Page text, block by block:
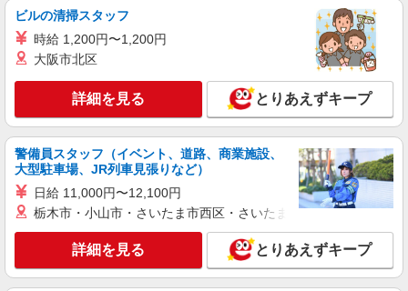
通費全支給（ガソリン代含む）◆
秦野市 【最寄駅：秦野】
詳細を見る
職業紹介
株式会社kotrio /●YK-S-2096743
定員で即終了！時給2400円〜★秦野駅＊高級
老人ホームの看護師
時給2400円〜＜交通費全額支給(ガソリン代含
む)＞
神奈川県秦野市
キープ 詳細を見る
ビルの清掃スタッフ
時給 1,200円〜1,200円
大阪市北区
詳細を見る とりあえずキープ
警備員スタッフ（イベント、道路、商業施設、
大型駐車場、JR列車見張りなど）
日給 11,000円〜12,100円
栃木市・小山市・さいたま市西区・さいたま市岩槻区・久喜市・
詳細を見る とりあえずキープ